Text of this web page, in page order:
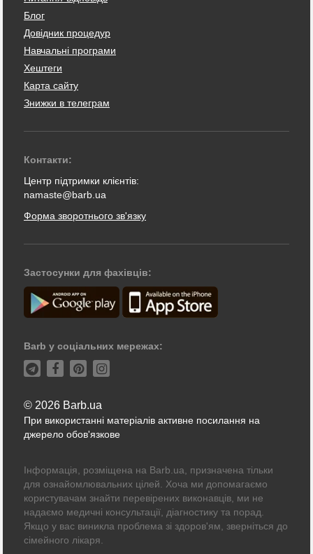
Блог
Довідник процедур
Навчальні програми
Хештеги
Карта сайту
Знижки в телеграм
Контакти:
Центр підтримки клієнтів:
namaste@barb.ua
Форма зворотнього зв'язку
Застосунки для фахівців:
Barb у соціальних мережах:
© 2026 Barb.ua
При використанні матеріалів активне посилання на
джерело обов'язкове
Інформація, розміщена на Barb.ua, призначена тільки
для ознайомлювальних цілей. Хоча ми допомагаємо
користувачам знайти перевірених виконавців, ми не
надаємо медичні консультації, діагностику та порад.
Якщо у вас виникла проблема зі здоров'ям, зверніться до
сімейного лікаря.